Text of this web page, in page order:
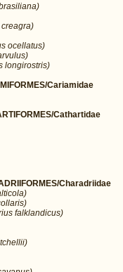
ocellatus)
longirostris)
Cariamidae
Cathartidae
Charadriidae
falklandicus)